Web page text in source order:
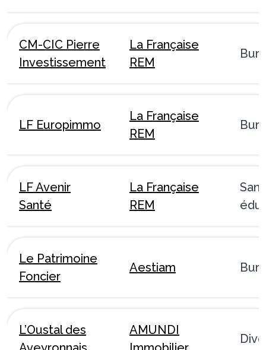
CM-CIC Pierre
Investissement
La Française
REM
LF Europimmo
La Française
REM
LF Avenir
Santé
La Française
REM
Le Patrimoine
Foncier
Aestiam
L’Oustal des
AMUNDI